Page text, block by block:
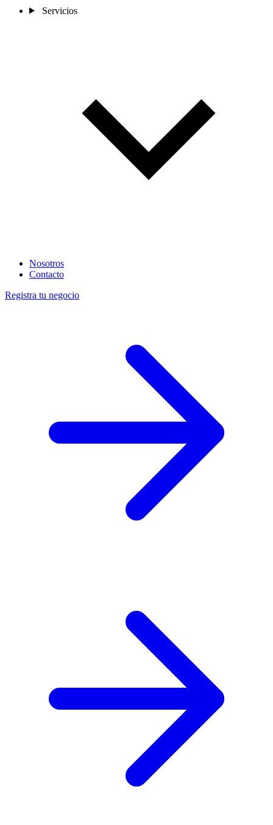
Servicios
Nosotros
Contacto
Registra tu negocio